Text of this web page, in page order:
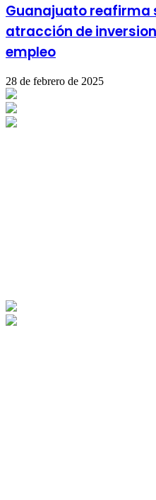
Guanajuato reafirma
atracción de
empleo
28 de febrero de 2025